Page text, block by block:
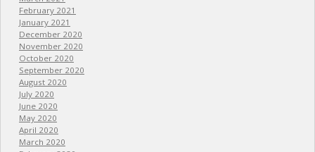
February 2021
January 2021
December 2020
November 2020
October 2020
September 2020
August 2020
July 2020
June 2020
May 2020
April 2020
March 2020